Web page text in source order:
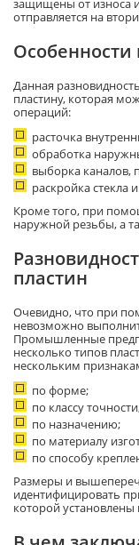
отправляется на
Особенности
Данная
пластину, которая
операций:
расточка
обработка
выборка каналов,
раскройка стекла
Кроме того, при
наружной резьбы, а
пластин
Очевидно, что при
невозможно
Промышленные
несколько типов
нескольким
по форме;
по классу
по назначению;
по материалу
по способу
Размеры и
идентифицировать
которой